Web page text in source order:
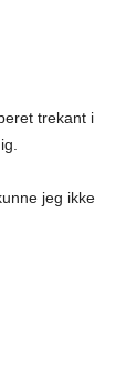
trekant i
jeg ikke